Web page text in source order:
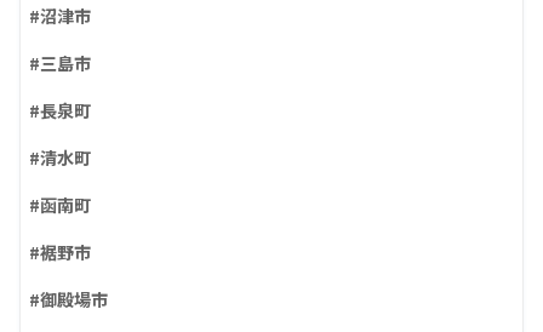
#沼津市
#三島市
#長泉町
#清水町
#函南町
#裾野市
#御殿場市